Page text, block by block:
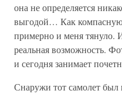
она не определяется
выгодой… Как компасную
примерно и меня тянуло.
реальная возможность.
и сегодня занимает
Снаружи тот самолет был